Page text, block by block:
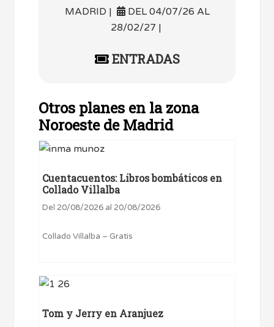
MADRID |
DEL 04/07/26 AL
28/02/27 |
ENTRADAS
Otros planes en la zona
Noroeste de Madrid
Cuentacuentos: Libros bombáticos en
Collado Villalba
Del 20/08/2026 al 20/08/2026
Collado Villalba – Gratis
Tom y Jerry en Aranjuez